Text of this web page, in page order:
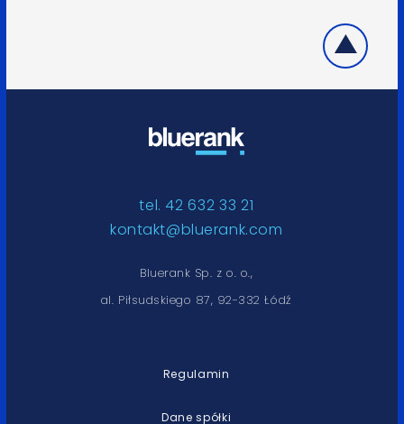
tel. 42 632 33 21
kontakt@bluerank.com
Bluerank Sp. z o. o.,
al. Piłsudskiego 87, 92-332 Łódź
Regulamin
Dane spółki